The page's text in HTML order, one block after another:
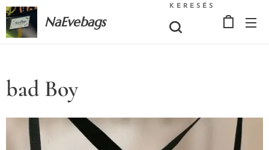
NaEvebags
KERESÉS
bad Boy